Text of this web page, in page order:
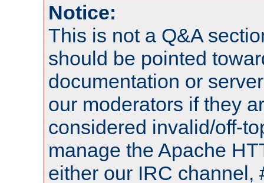
Notice:
This is not a Q&A
should be pointed
documentation or
our moderators if they
considered invalid/off-
manage the Apache
either our IRC channel,